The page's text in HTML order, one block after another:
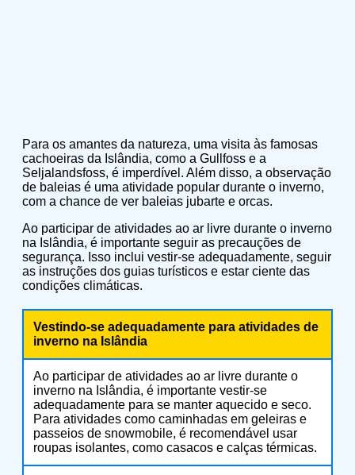
Para os amantes da natureza, uma visita às famosas
cachoeiras da Islândia, como a Gullfoss e a
Seljalandsfoss, é imperdível. Além disso, a observação
de baleias é uma atividade popular durante o inverno,
com a chance de ver baleias jubarte e orcas.
Ao participar de atividades ao ar livre durante o inverno
na Islândia, é importante seguir as precauções de
segurança. Isso inclui vestir-se adequadamente, seguir
as instruções dos guias turísticos e estar ciente das
condições climáticas.
Vestindo-se adequadamente para atividades de
inverno na Islândia
Ao participar de atividades ao ar livre durante o
inverno na Islândia, é importante vestir-se
adequadamente para se manter aquecido e seco.
Para atividades como caminhadas em geleiras e
passeios de snowmobile, é recomendável usar
roupas isolantes, como casacos e calças térmicas.